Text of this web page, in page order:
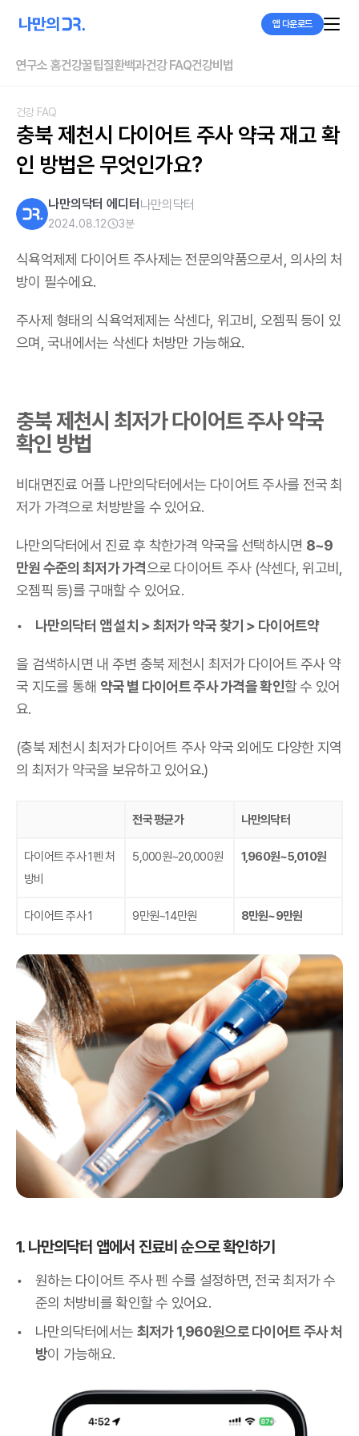
앱 다운로드
연구소 홈건강꿀팁질환백과건강 FAQ건강비법
건강 FAQ
충북 제천시 다이어트 주사 약국 재고 확
인 방법은 무엇인가요?
나만의닥터 에디터 나만의닥터
2024.08.12 3분
식욕억제제 다이어트 주사제는 전문의약품으로서, 의사의 처
방이 필수에요.
주사제 형태의 식욕억제제는 삭센다, 위고비, 오젬픽 등이 있
으며,국내에서는 삭센다 처방만 가능해요.
충북 제천시 최저가 다이어트 주사 약국
확인 방법
비대면진료 어플 나만의닥터에서는 다이어트 주사를 전국 최
저가 가격으로 처방받을 수 있어요.
나만의닥터에서 진료 후 착한가격 약국을 선택하시면 8~9
만원 수준의 최저가 가격으로 다이어트 주사 (삭센다, 위고비,
오젬픽 등)를 구매할 수 있어요.
나만의닥터 앱 설치 > 최저가 약국 찾기 > 다이어트약
을 검색하시면 내 주변 충북 제천시 최저가 다이어트 주사 약
국 지도를 통해 약국 별 다이어트 주사 가격을 확인할 수 있어
요.
(충북 제천시 최저가 다이어트 주사 약국 외에도 다양한 지역
의 최저가 약국을 보유하고 있어요.)
전국 평균가 나만의닥터
다이어트 주사 1펜 처
방비
5,000원~20,000원 1,960원~5,010원
다이어트 주사 1 9만원~14만원 8만원~9만원
1. 나만의닥터 앱에서 진료비 순으로 확인하기
원하는 다이어트 주사 펜 수를 설정하면, 전국 최저가 수
준의 처방비를 확인할 수 있어요.
나만의닥터에서는 최저가 1,960원으로 다이어트 주사 처
방이 가능해요.